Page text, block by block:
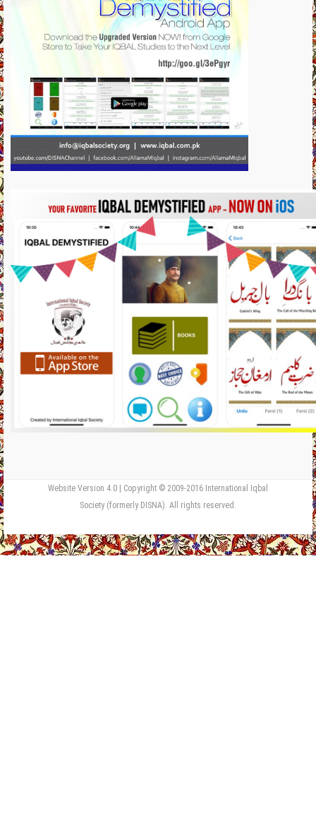
Website Version 4.0 | Copyright © 2009-2016 International Iqbal
Society (formerly DISNA). All rights reserved.